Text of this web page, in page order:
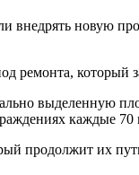
внедрять новую
ремонта, который
выделенную
каждые 70
продолжит их